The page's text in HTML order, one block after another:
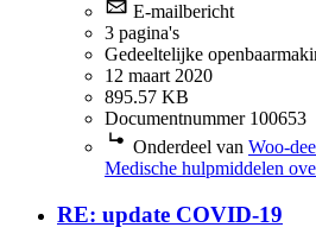
E-mailbericht
3 pagina's
Gedeeltelijke
12 maart 2020
895.57 KB
Documentnummer 100653
Onderdeel van Woo-
Medische hulpmiddelen
RE: update COVID-19